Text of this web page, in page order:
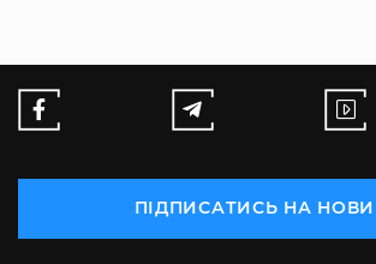
ПІДПИСАТИСЬ НА